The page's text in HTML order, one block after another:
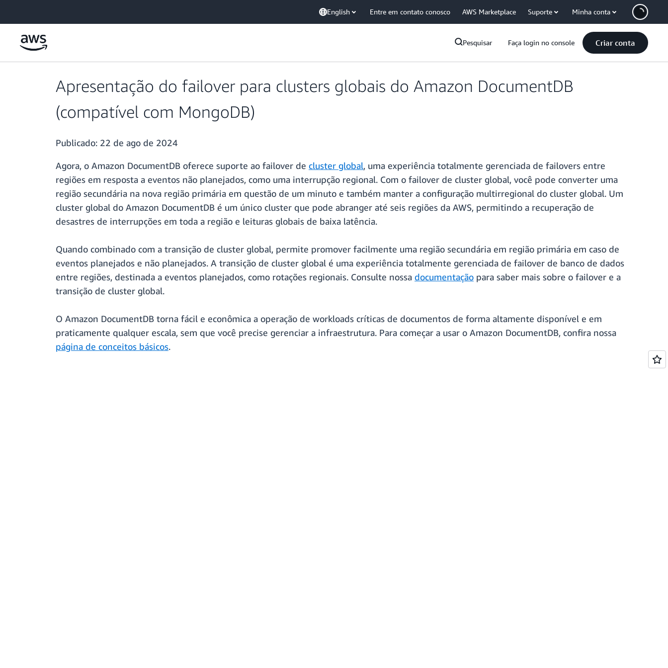
English Entre em contato conosco AWS Marketplace Suporte Minha conta
Pesquisar Faça login no console Criar conta
Apresentação do failover para clusters globais do Amazon DocumentDB
(compatível com MongoDB)
Publicado: 22 de ago de 2024
Agora, o Amazon DocumentDB oferece suporte ao failover de cluster global, uma experiência totalmente gerenciada de failovers entre
regiões em resposta a eventos não planejados, como uma interrupção regional. Com o failover de cluster global, você pode converter uma
região secundária na nova região primária em questão de um minuto e também manter a configuração multirregional do cluster global. Um
cluster global do Amazon DocumentDB é um único cluster que pode abranger até seis regiões da AWS, permitindo a recuperação de
desastres de interrupções em toda a região e leituras globais de baixa latência.
Quando combinado com a transição de cluster global, permite promover facilmente uma região secundária em região primária em caso de
eventos planejados e não planejados. A transição de cluster global é uma experiência totalmente gerenciada de failover de banco de dados
entre regiões, destinada a eventos planejados, como rotações regionais. Consulte nossa documentação para saber mais sobre o failover e a
transição de cluster global.
O Amazon DocumentDB torna fácil e econômica a operação de workloads críticas de documentos de forma altamente disponível e em
praticamente qualquer escala, sem que você precise gerenciar a infraestrutura. Para começar a usar o Amazon DocumentDB, confira nossa
página de conceitos básicos.